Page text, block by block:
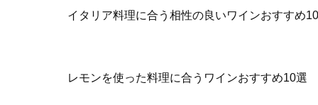
イタリア料理に合う相性の良いワインおすすめ
レモンを使った料理に合うワインおすすめ10選